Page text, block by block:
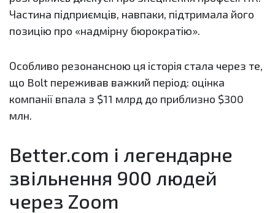
Частина підприємців, навпаки, підтримала його
позицію про «надмірну бюрократію».
Особливо резонансною ця історія стала через те,
що Bolt переживав важкий період: оцінка
компанії впала з $11 млрд до приблизно $300
млн.
Better.com і легендарне
звільнення 900 людей
через Zoom